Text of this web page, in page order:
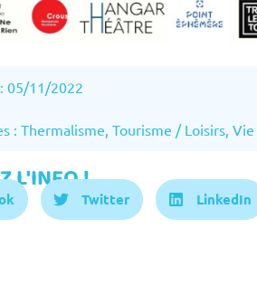
05/11/2022
: Thermalisme, Tourisme / Loisirs, Vie
L'INFO !
Twitter LinkedIn